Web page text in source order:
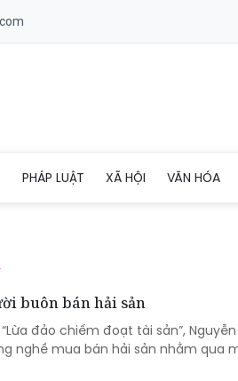
PHÁP LUẬT XÃ HỘI VĂN HÓA
buôn bán hải sản
đảo chiếm đoạt tài sản”,
nghề mua bán hải sản nhằm qua